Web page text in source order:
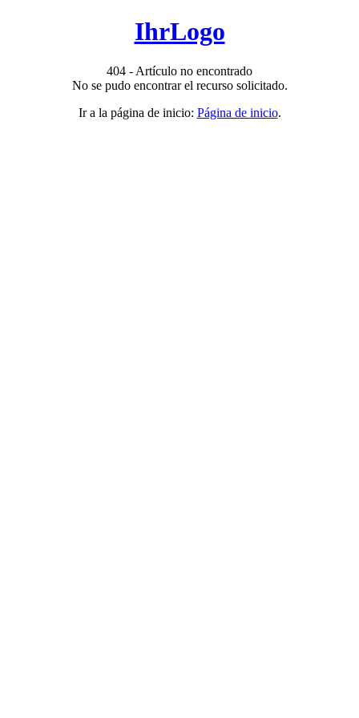
IhrLogo
404 - Artículo no encontrado
No se pudo encontrar el recurso solicitado.
Ir a la página de inicio: Página de inicio.